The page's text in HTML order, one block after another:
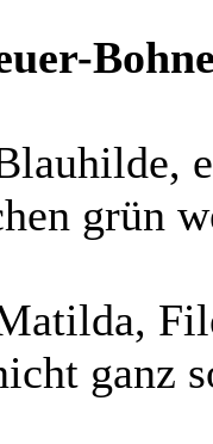
grün
ganz